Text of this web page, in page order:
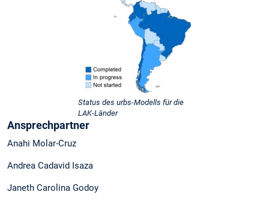
Status des urbs-Modells für die
LAK-Länder
Ansprechpartner
Anahi Molar-Cruz
Andrea Cadavid Isaza
Janeth Carolina Godoy